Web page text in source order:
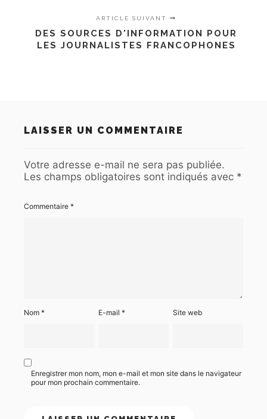
ARTICLE SUIVANT
DES SOURCES D'INFORMATION POUR
LES JOURNALISTES FRANCOPHONES
LAISSER UN COMMENTAIRE
Votre adresse e-mail ne sera pas publiée.
Les champs obligatoires sont indiqués avec *
Commentaire *
Nom * E-mail* Site web
Enregistrer mon nom, mon e-mail et mon site dans le navigateur
pour mon prochain commentaire.